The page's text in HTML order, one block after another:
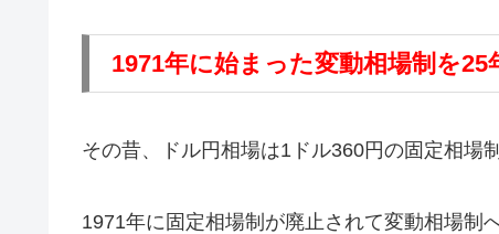
1971年に始まった変動相場制を25
その昔、ドル円相場は1ドル360円の固定相場
1971年に固定相場制が廃止されて変動相場制